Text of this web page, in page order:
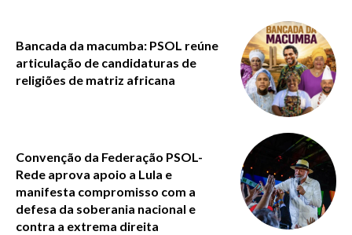
Bancada da macumba: PSOL reúne
articulação de candidaturas de
religiões de matriz africana
Convenção da Federação PSOL-
Rede aprova apoio a Lula e
manifesta compromisso com a
defesa da soberania nacional e
contra a extrema direita